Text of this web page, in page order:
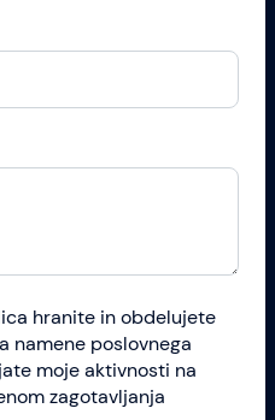
hranite in obdelujete
namene poslovnega
moje aktivnosti na
zagotavljanja